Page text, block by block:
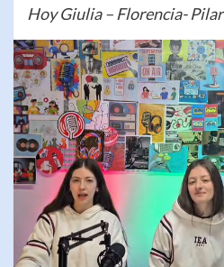
Hoy Giulia – Florencia- Pilar